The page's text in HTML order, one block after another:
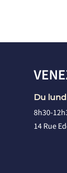
Du
8h30-
14 Rue